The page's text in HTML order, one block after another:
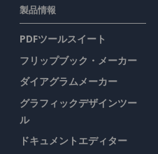
製品情報
PDFツールスイート
フリップブック・メーカー
ダイアグラムメーカー
グラフィックデザインツー
ル
ドキュメントエディター